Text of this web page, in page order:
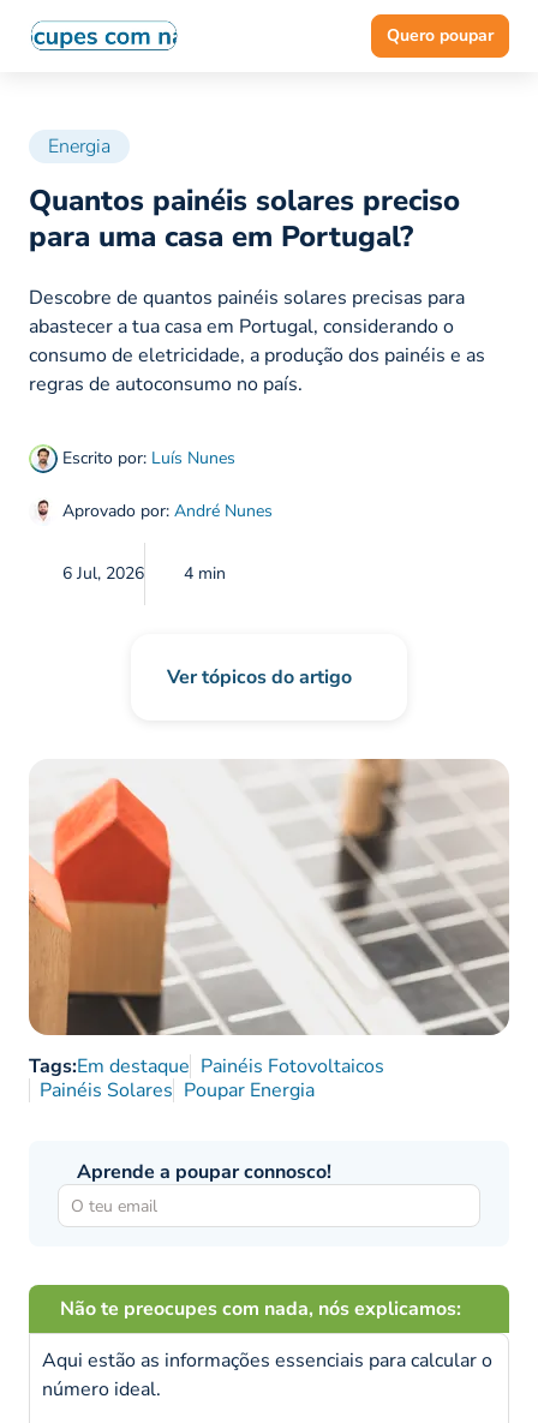
Quero poupar
Energia
Quantos painéis solares preciso
para uma casa em Portugal?
Escrito por: Luís Nunes
Aprovado por: André Nunes
6 Jul, 2026 4 min
Descobre de quantos painéis solares precisas para
abastecer a tua casa em Portugal, considerando o
consumo de eletricidade, a produção dos painéis e as
regras de autoconsumo no país.
Ver tópicos do artigo
Tags:Em destaque Painéis Fotovoltaicos
Painéis Solares Poupar Energia
Aprende a poupar connosco!
Não te preocupes com nada, nós explicamos:
Aqui estão as informações essenciais para calcular o
número ideal.